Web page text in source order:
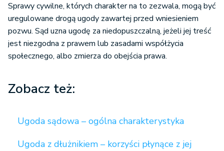
Sprawy cywilne, których charakter na to zezwala, mogą być
uregulowane drogą ugody zawartej przed wniesieniem
pozwu. Sąd uzna ugodę za niedopuszczalną, jeżeli jej treść
jest niezgodna z prawem lub zasadami współżycia
społecznego, albo zmierza do obejścia prawa.
Zobacz też:
Ugoda sądowa – ogólna charakterystyka
Ugoda z dłużnikiem – korzyści płynące z jej